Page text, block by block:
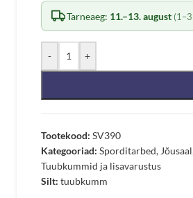
Tarneaeg: 11.–13. august
- +
Tootekood: SV390
Kategooriad: Sporditarbed, Jõusaal
Tuubkummid ja lisavarustus
Silt: tuubkumm